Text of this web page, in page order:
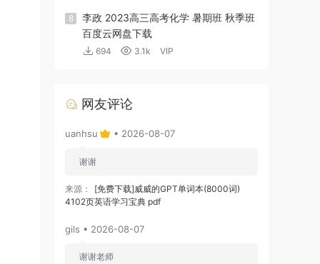
8
李政 2023高三高考化学 暑期班 秋季班
百度云网盘下载
694 3.1k VIP
网友评论
uanhsu • 2026-08-07
谢谢
来源：
[免费下载]威威的GPT单词本(8000词)
4102页英语学习宝典 pdf
gils • 2026-08-07
谢谢老师